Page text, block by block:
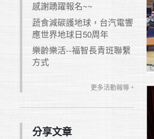
感謝踴躍報名~~
蔬食減碳護地球，台汽電響
應世界地球日50周年
樂齡樂活--福智長青班聯繫
方式
更多活動報導 +
分享文章